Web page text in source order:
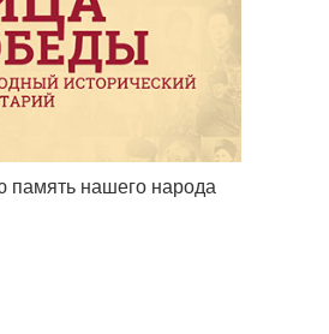
память нашего народа